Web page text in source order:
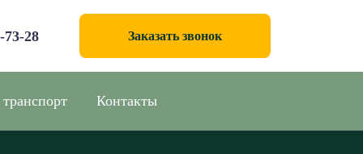
73-28 Заказать звонок
Контакты